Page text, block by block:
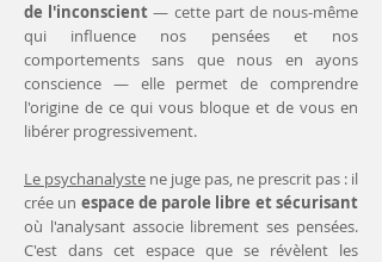
de l'inconscient— cette part de nous-même
qui influence nos pensées et nos
comportements sans que nous en ayons
conscience — elle permet de comprendre
l'origine de ce qui vous bloque et de vous en
libérer progressivement.
Le psychanalyste ne juge pas, ne prescrit pas : il
crée un espace de parole libre et sécurisant
où l'analysant associe librement ses pensées.
C'est dans cet espace que se révèlent les